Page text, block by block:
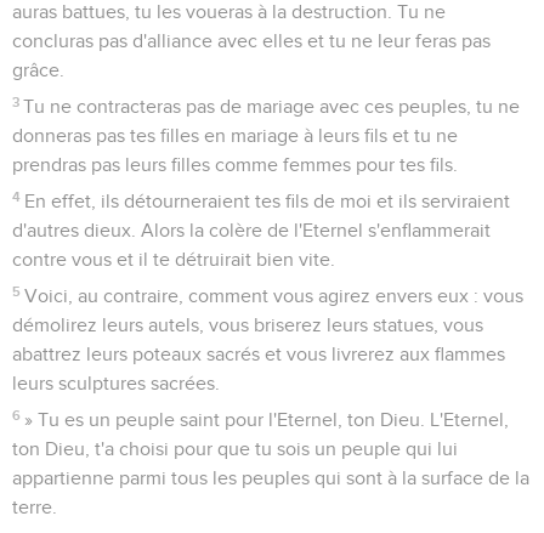
auras battues, tu les voueras à la destruction. Tu ne
concluras pas d'alliance avec elles et tu ne leur feras pas
grâce.
3 Tu ne contracteras pas de mariage avec ces peuples, tu ne
donneras pas tes filles en mariage à leurs fils et tu ne
prendras pas leurs filles comme femmes pour tes fils.
4 En effet, ils détourneraient tes fils de moi et ils serviraient
d'autres dieux. Alors la colère de l'Eternel s'enflammerait
contre vous et il te détruirait bien vite.
5 Voici, au contraire, comment vous agirez envers eux : vous
démolirez leurs autels, vous briserez leurs statues, vous
abattrez leurs poteaux sacrés et vous livrerez aux flammes
leurs sculptures sacrées.
6 » Tu es un peuple saint pour l'Eternel, ton Dieu. L'Eternel,
ton Dieu, t'a choisi pour que tu sois un peuple qui lui
appartienne parmi tous les peuples qui sont à la surface de la
terre.